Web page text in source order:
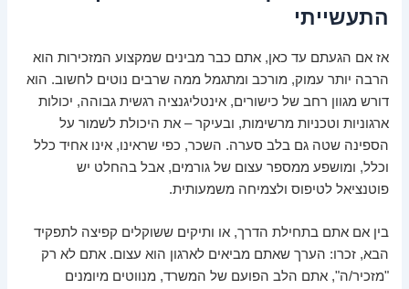
התעשייתי
אז אם הגעתם עד כאן, אתם כבר מבינים שמקצוע המזכירות הוא
הרבה יותר עמוק, מורכב ומתגמל ממה שרבים נוטים לחשוב. הוא
דורש מגוון רחב של כישורים, אינטליגנציה רגשית גבוהה, יכולות
ארגוניות וטכניות מרשימות, ובעיקר – את היכולת לשמור על
הספינה שטה גם בלב סערה. השכר, כפי שראינו, אינו אחיד כלל
וכלל, ומושפע ממספר עצום של גורמים, אבל בהחלט יש
פוטנציאל לטיפוס ולצמיחה משמעותית.
בין אם אתם בתחילת הדרך, או ותיקים ששוקלים קפיצה לתפקיד
הבא, זכרו: הערך שאתם מביאים לארגון הוא עצום. אתם לא רק
"מזכיר/ה", אתם הלב הפועם של המשרד, מנווטים מיומנים